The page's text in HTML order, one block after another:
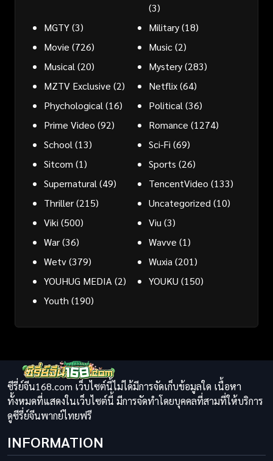
(3)
MGTY(3) Military(18)
Movie (726) Music(2)
Musical (20) Mystery(283)
MZTV Exclusive (2) Netflix(64)
Phychological (16) Political (36)
Prime Video (92) Romance (1274)
School (13) Sci-Fi (69)
Sitcom (1) Sports (26)
Supernatural (49) TencentVideo (133)
Thriller(215) Uncategorized (10)
Viki (500) Viu (3)
War(36) Wavve (1)
Wetv(379) Wuxia (201)
YOUHUG MEDIA (2) YOUKU (150)
Youth (190)
ซีรี่ย์จีน168.com เว็บไซต์นี้ไม่ได้มีการจัดเก็บข้อมูลใด เนื้อหา
ทั้งหมดที่แสดงในเว็บไซต์นี้ มีการจัดทำโดยบุคคลที่สามที่ให้บริการ
ดูซีรี่ย์จีนพากย์ไทยฟรี
INFORMATION